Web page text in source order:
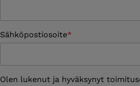
Sähköpostiosoite
Olen lukenut ja hyväksynyt